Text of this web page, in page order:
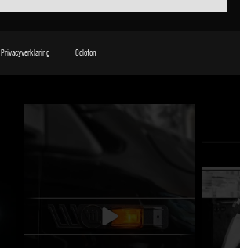
Privacyverklaring Colofon